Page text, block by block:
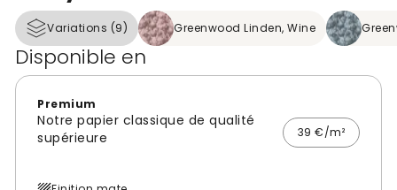
Variations (9) Greenwood Linden, Wine
Disponible en
Premium
Notre papier classique de qualité
supérieure
39 €/m²